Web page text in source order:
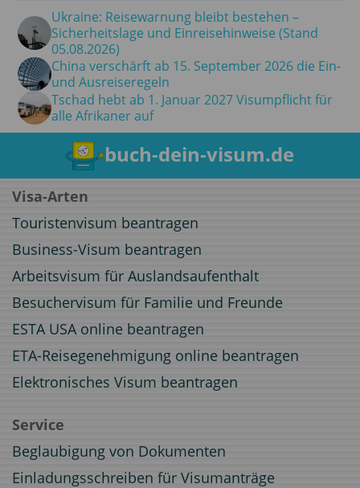
Ukraine: Reisewarnung bleibt bestehen –
Sicherheitslage und Einreisehinweise (Stand
05.08.2026)
China verschärft ab 15. September 2026 die Ein-
und Ausreiseregeln
Tschad hebt ab 1. Januar 2027 Visumpflicht für
alle Afrikaner auf
buch-dein-visum.de
Visa-Arten
Touristenvisum beantragen
Business-Visum beantragen
Arbeitsvisum für Auslandsaufenthalt
Besuchervisum für Familie und Freunde
ESTA USA online beantragen
ETA-Reisegenehmigung online beantragen
Elektronisches Visum beantragen
Service
Beglaubigung von Dokumenten
Einladungsschreiben für Visumanträge